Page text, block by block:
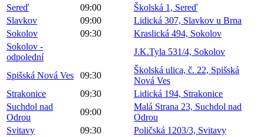
Sereď
09:00
Školská 1, Sereď
Slavkov
09:00
Lidická 307, Slavkov u Brna
Sokolov
09:30
Kraslická 494, Sokolov
Sokolov -
odpolední
J.K.Tyla 531/4, Sokolov
Spišská Nová Ves 09:30
Školská ulica, č. 22, Spišská
Nová Ves
Strakonice
09:30
Lidická 194, Strakonice
Suchdol nad
Odrou
09:00
Malá Strana 23, Suchdol nad
Odrou
Svitavy
09:30
Poličská 1203/3, Svitavy